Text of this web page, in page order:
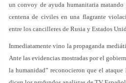
un convoy de ayuda humanitaria
centena de civiles en una flagrante
entre los cancilleres de Rusia y Estados
Inmediatamente vino la propaganda
Ante las evidencias mostradas por el
la humanidad” reconocieron que el ataque